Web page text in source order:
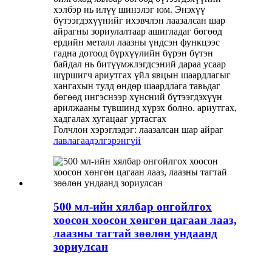
хэлбэр нь илүү шинэлэг юм. Энэхүү
бүтээгдэхүүнийг ихэвчлэн лаазалсан шар
айрагны зориулалтаар ашигладаг бөгөөд
ердийн металл лаазны үндсэн функцээс
гадна дотоод бүрхүүлийн бүрэн бүтэн
байдал нь битүүмжлэгдсэний дараа усаар
шүршигч ариутгах үйл явцын шаардлагыг
хангахын тулд өндөр шаардлага тавьдаг
бөгөөд ингэснээр хүнсний бүтээгдэхүүн
арилжааны түвшинд хүрэх болно. ариутгах,
хадгалах хугацааг уртасгах
Голчлон хэрэглэдэг: лаазалсан шар айраг
лавлагаадэлгэрэнгүй
500 мл-ийн хялбар онгойлгох
хоосон хоосон хөнгөн цагаан лааз,
лаазны тагтай зөөлөн ундаанд
зориулсан